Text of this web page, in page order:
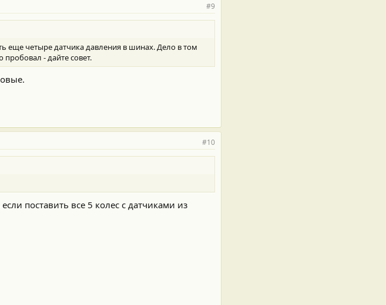
#9
еще четыре датчика давления в шинах. Дело в том
- дайте совет.
#10
поставить все 5 колес с датчиками из